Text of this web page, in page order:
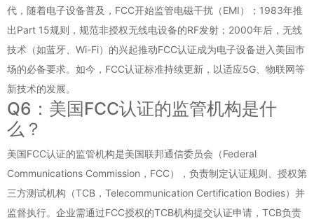
代，随着电子设备普及，FCC开始监管电磁干扰（EMI）；1983年推
出Part 15规则，规范非授权无线电设备的RF发射；2000年后，无线
技术（如蓝牙、Wi-Fi）的兴起推动FCC认证成为电子设备进入美国市
场的必备要求。如今，FCC认证标准持续更新，以适应5G、物联网等
新技术的发展。
Q6：美国FCC认证的监管机构是什
么？
美国FCC认证的监管机构是美国联邦通信委员会（Federal
Communications Commission，FCC），负责制定认证规则、授权第
三方测试机构（TCB，Telecommunication Certification Bodies）并
监督执行。企业需通过FCC授权的TCB机构提交认证申请，TCB负责